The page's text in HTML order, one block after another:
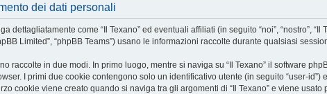
dei dati personali
dettagliatamente come “Il Texano” ed eventuali affiliati (in seguito “noi”, “nostro”, “Il
Limited”, “phpBB Teams”) usano le informazioni raccolte durante qualsiasi
raccolte in due modi. In primo luogo, mentre si naviga su “Il Texano” il software
I primi due cookie contengono solo un identificativo utente (in seguito “user-
cookie viene creato quando si naviga tra gli argomenti di “Il Texano” e viene